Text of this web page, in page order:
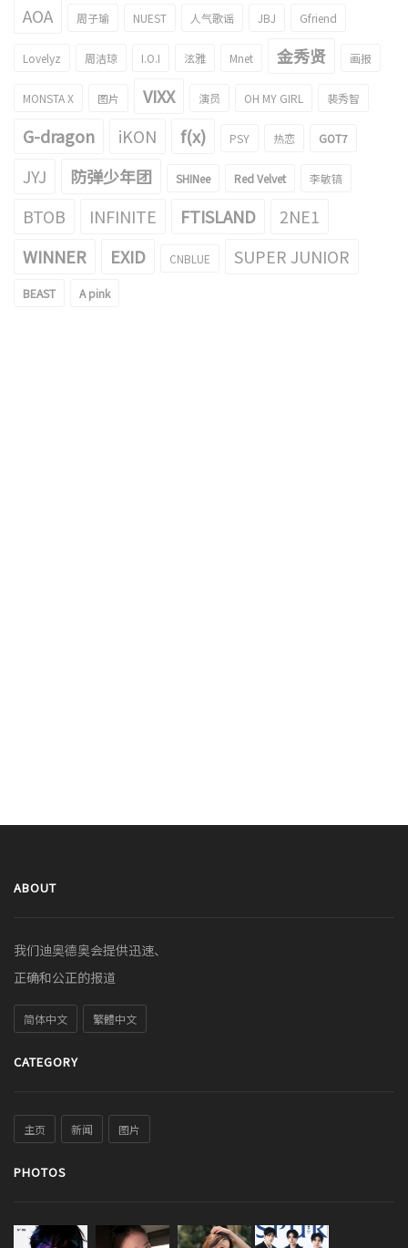
AOA 周子瑜 NUEST 人气歌谣 JBJ Gfriend
Lovelyz 周洁琼 I.O.I 泫雅 Mnet 金秀贤 画报
MONSTA X 图片 VIXX 演员 OH MY GIRL 裴秀智
G-dragon iKON f(x) PSY 热恋 GOT7
JYJ 防弹少年团 SHINee Red Velvet 李敏镐
BTOB INFINITE FTISLAND
2NE1
WINNER
EXID CNBLUE SUPER JUNIOR
BEAST A pink
ABOUT
我们迪奥德奥会提供迅速、
正确和公正的报道
简体中文 繁體中文
CATEGORY
主页 新闻 图片
PHOTOS